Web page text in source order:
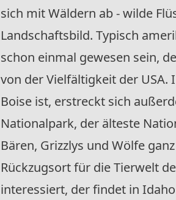
sich mit Wäldern ab - wilde
Landschaftsbild. Typisch
schon einmal gewesen sein,
von der Vielfältigkeit der
Boise ist, erstreckt sich
Nationalpark, der älteste
Bären, Grizzlys und Wölfe
Rückzugsort für die Tierwelt
interessiert, der findet in